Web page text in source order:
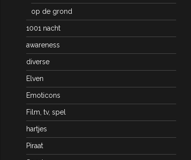
op de grond
1001 nacht
awareness
diverse
Elven
Emoticons
Film, tv, spel
hartjes
Piraat